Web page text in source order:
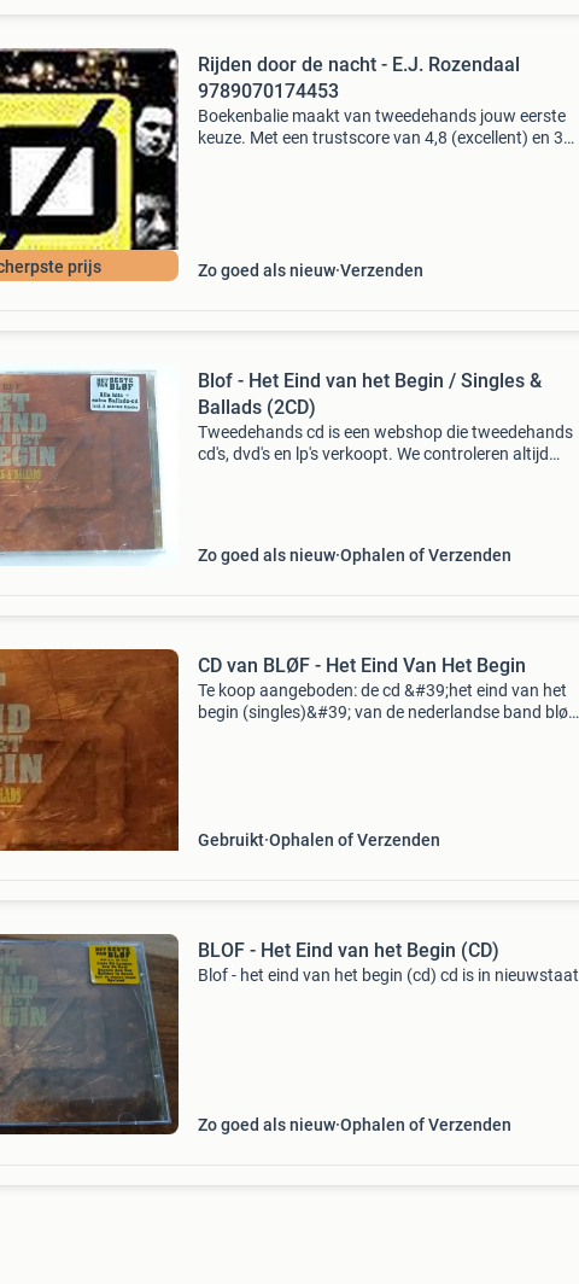
prijs
Rijden door de nacht - E.J. Rozendaal
9789070174453
Boekenbalie maakt van tweedehands jouw eerste
keuze. Met een trustscore van 4,8 (excellent) en 30
Zo goed als nieuw Verzenden
Blof - Het Eind van het Begin / Singles &
Ballads (2CD)
Tweedehands cd is een webshop die tweedehands
cd's, dvd's en lp's verkoopt. We controleren altijd
Zo goed als nieuw Ophalen of Verzenden
CD van BLØF - Het Eind Van Het Begin
Te koop aangeboden: de cd &#39;het eind van het
begin (singles)&#39; van de nederlandse band bløf.
Gebruikt Ophalen of Verzenden
BLOF - Het Eind van het Begin (CD)
Blof - het eind van het begin (cd) cd is in nieuwstaat
Zo goed als nieuw Ophalen of Verzenden